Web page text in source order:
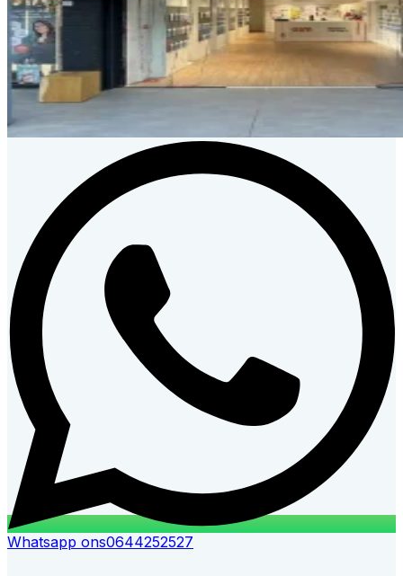
Whatsapp ons0644252527